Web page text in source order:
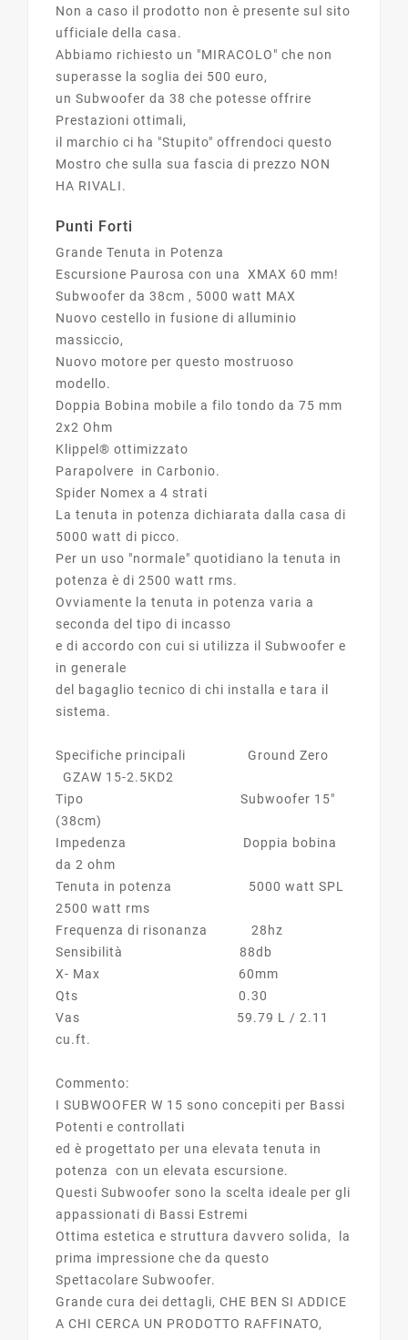
Non a caso il prodotto non è presente sul sito
ufficiale della casa.
Abbiamo richiesto un "MIRACOLO" che non
superasse la soglia dei 500 euro,
un Subwoofer da 38 che potesse offrire
Prestazioni ottimali,
il marchio ci ha "Stupito" offrendoci questo
Mostro che sulla sua fascia di prezzo NON
HA RIVALI.
Punti Forti
Grande Tenuta in Potenza
Escursione Paurosa con una XMAX 60 mm!
Subwoofer da 38cm , 5000 watt MAX
Nuovo cestello in fusione di alluminio
massiccio,
Nuovo motore per questo mostruoso
modello.
Doppia Bobina mobile a filo tondo da 75 mm
2x2 Ohm
Klippel® ottimizzato
Parapolvere in Carbonio.
Spider Nomex a 4 strati
La tenuta in potenza dichiarata dalla casa di
5000 watt di picco.
Per un uso "normale" quotidiano la tenuta in
potenza è di 2500 watt rms.
Ovviamente la tenuta in potenza varia a
seconda del tipo di incasso
e di accordo con cui si utilizza il Subwoofer e
in generale
del bagaglio tecnico di chi installa e tara il
sistema.
Specifiche principali Ground Zero
GZAW 15-2.5KD2
Tipo Subwoofer 15"
(38cm)
Impedenza Doppia bobina
da 2 ohm
Tenuta in potenza 5000 watt SPL
2500 watt rms
Frequenza di risonanza 28hz
Sensibilità 88db
X- Max 60mm
Qts
0.30
Vas
59.79 L / 2.11
cu.ft.
Commento:
I SUBWOOFER W 15 sono concepiti per Bassi
Potenti e controllati
ed è progettato per una elevata tenuta in
potenza con un elevata escursione.
Questi Subwoofer sono la scelta ideale per gli
appassionati di Bassi Estremi
Ottima estetica e struttura davvero solida, la
prima impressione che da questo
Spettacolare Subwoofer.
Grande cura dei dettagli, CHE BEN SI ADDICE
A CHI CERCA UN PRODOTTO RAFFINATO,